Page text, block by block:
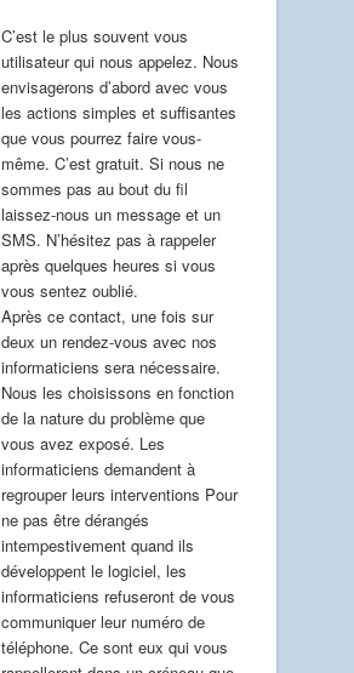
C’est le plus souvent vous
utilisateur qui nous appelez. Nous
envisagerons d’abord avec vous
les actions simples et suffisantes
que vous pourrez faire vous-
même. C’est gratuit. Si nous ne
sommes pas au bout du fil
laissez-nous un message et un
SMS. N’hésitez pas à rappeler
après quelques heures si vous
vous sentez oublié.
Après ce contact, une fois sur
deux un rendez-vous avec nos
informaticiens sera nécessaire.
Nous les choisissons en fonction
de la nature du problème que
vous avez exposé. Les
informaticiens demandent à
regrouper leurs interventions Pour
ne pas être dérangés
intempestivement quand ils
développent le logiciel, les
informaticiens refuseront de vous
communiquer leur numéro de
téléphone. Ce sont eux qui vous